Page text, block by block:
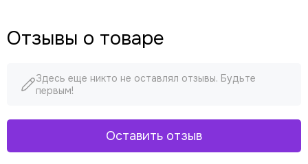
Отзывы о товаре
Здесь еще никто не оставлял отзывы. Будьте
первым!
Оставить отзыв